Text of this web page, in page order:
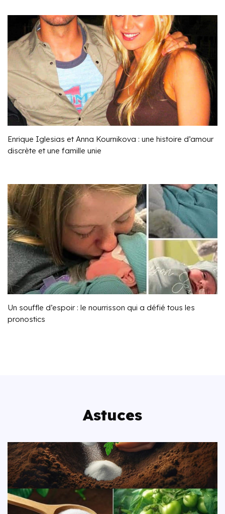
Enrique Iglesias et Anna Kournikova : une histoire d’amour
discrète et une famille unie
Un souffle d’espoir : le nourrisson qui a défié tous les
pronostics
Astuces